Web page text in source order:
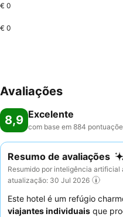
€ 0
€ 0
Avaliações
8,9 Excelente
com base em 884
Resumo de avaliações
Resumido por inteligência artificial
atualização: 30 Jul 2026
Este hotel é um refúgio
viajantes individuais que